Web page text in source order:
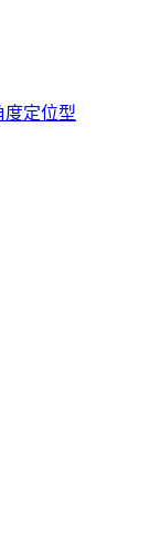
度定位型